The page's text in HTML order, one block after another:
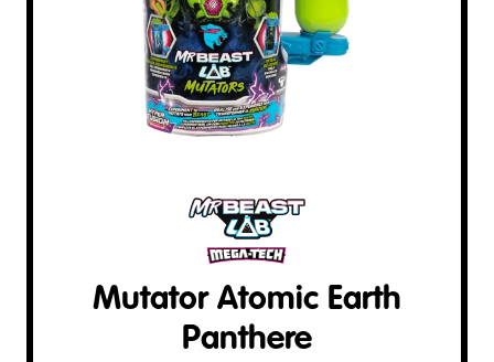
Mutator Atomic Earth
Panthere